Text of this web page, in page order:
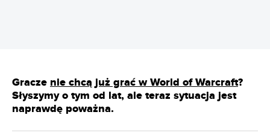
Gracze nie chcą już grać w World of Warcraft?
Słyszymy o tym od lat, ale teraz sytuacja jest
naprawdę poważna.